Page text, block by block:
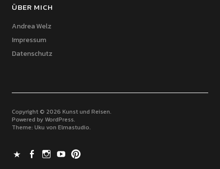
ÜBER MICH
Andrea Welz
Impressum
Datenschutz
Copyright © 2026 Kunst und Reisen
Powered by WordPress
Theme: Uku von Elmastudio